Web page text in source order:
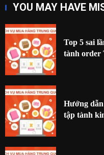
YOU MAY HAVE
Top 5 sai
tành order
Hướng
tập tành